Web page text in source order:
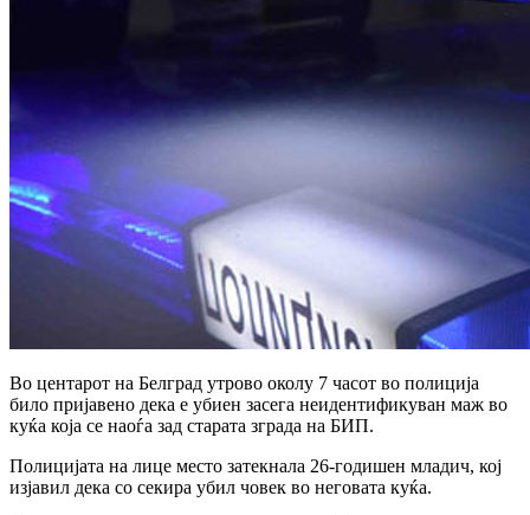
Во центарот на Белград утрово околу 7 часот во полиција
било пријавено дека е убиен засега неидентификуван маж во
куќа која се наоѓа зад старата зграда на БИП.
Полицијата на лице место затекнала 26-годишен младич, кој
изјавил дека со секира убил човек во неговата куќа.